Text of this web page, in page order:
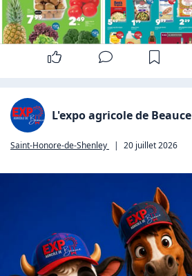
L'expo agricole de Beauce
Saint-Honore-de-Shenley | 20 juillet 2026